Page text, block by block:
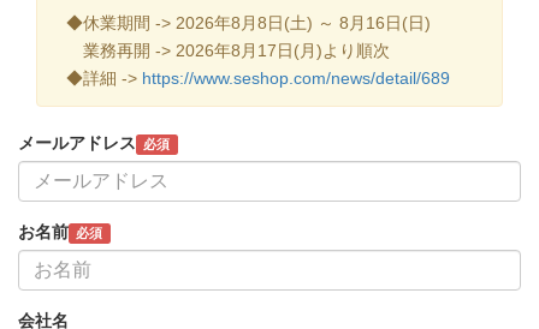
◆休業期間 -> 2026年8月8日(土) ～ 8月16日(日)
業務再開 -> 2026年8月17日(月)より順次
◆詳細 -> https://www.seshop.com/news/detail/689
メールアドレス 必須
お名前 必須
会社名